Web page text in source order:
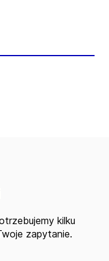
kilku
zapytanie.